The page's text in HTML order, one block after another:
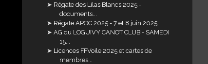
Régate des Lilas Blancs 2025 -
documents...
Régate APOC 2025 - 7 et 8 juin 2025
AG du LOGUIVY CANOT CLUB - SAMEDI
15...
Licences FFVoile 2025 et cartes de
membres...